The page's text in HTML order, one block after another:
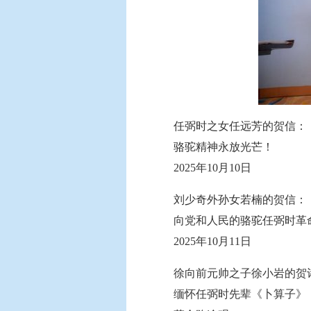
任弼时之女任远芳的贺信：
骆驼精神永放光芒！
2025年10月10日
刘少奇外孙女若楠的贺信：
向党和人民的骆驼任弼时革
2025年10月11日
徐向前元帅之子徐小岩的贺
缅怀任弼时先辈《卜算子》